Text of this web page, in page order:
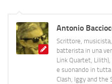
Antonio
Scrittore,
batterista in una
Link Quartet,
e suonando in tutta
Clash, Iggy and the